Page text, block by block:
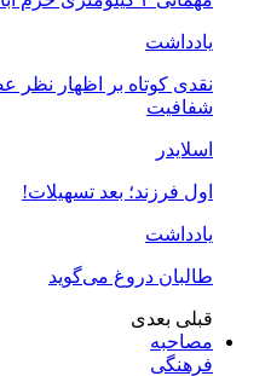
یادداشت
نقدی کوتاه بر اظهار نظر
شفافیت
اسلایدر
اول فرزند؛ بعد تسهیلات!
یادداشت
طالبان دروغ می‌گوید
قبلی بعدی
مصاحبه
فرهنگی